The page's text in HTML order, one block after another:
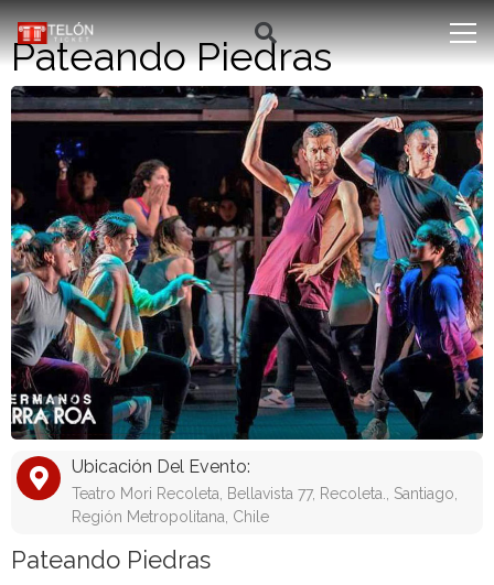
Pateando Piedras
Ubicación Del Evento:
Teatro Mori Recoleta, Bellavista 77, Recoleta., Santiago,
Región Metropolitana, Chile
Pateando Piedras